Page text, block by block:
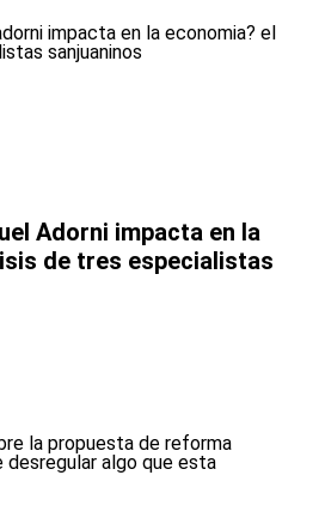
Adorni impacta en la
de tres especialistas